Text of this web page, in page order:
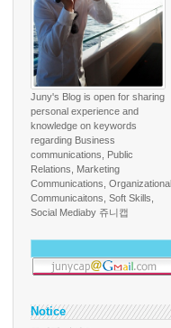
Juny's Blog is open for sharing
personal experience and
knowledge on keywords
regarding Business
communications, Public
Relations, Marketing
Communications, Organizational
Communicaitons, Soft Skills,
Social Mediaby 쥬니캡
Notice